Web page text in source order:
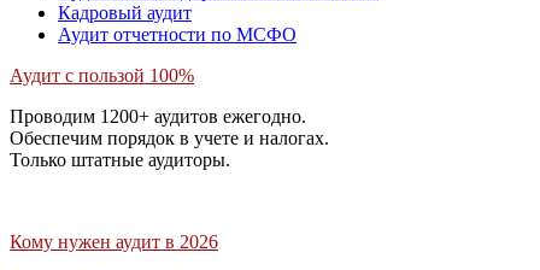
Кадровый аудит
Аудит отчетности по МСФО
Аудит с пользой 100%
Проводим 1200+ аудитов ежегодно.
Обеспечим порядок в учете и налогах.
Только штатные аудиторы.
Кому нужен аудит в 2026